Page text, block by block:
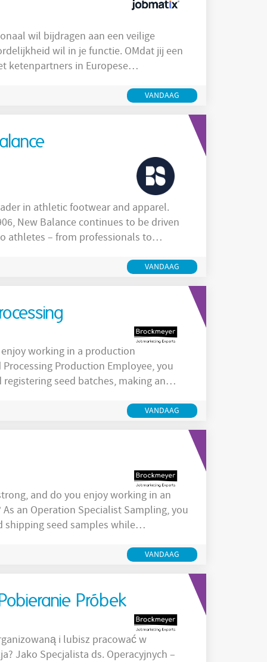
wil bijdragen aan een veilige
wil in je functie. OMdat jij een
ketenpartners in Europese
VANDAAG
to offering a wide range of
VANDAAG
working in a production
Production Employee, you
seed batches, making an
are processed and inspectedVANDAAG
and do you enjoy working in an
an Operation Specialist Sampling, you
shipping seed samples while
sampling, registration, storage,
VANDAAG
Próbek
i lubisz pracować w
Jako Specjalista ds. Operacyjnych –